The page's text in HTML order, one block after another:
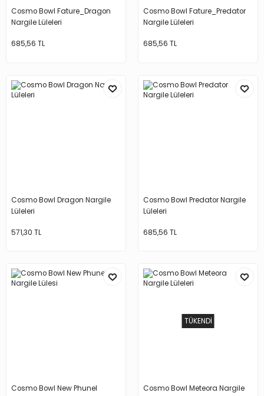
Cosmo Bowl Fature_Dragon
Nargile Lüleleri
685,56 TL
Cosmo Bowl Fature_Predator
Nargile Lüleleri
685,56 TL
Cosmo Bowl Dragon Nargile
Lüleleri
571,30 TL
Cosmo Bowl Predator Nargile
Lüleleri
685,56 TL
Cosmo Bowl New Phunel
TÜKENDİ
Cosmo Bowl Meteora Nargile